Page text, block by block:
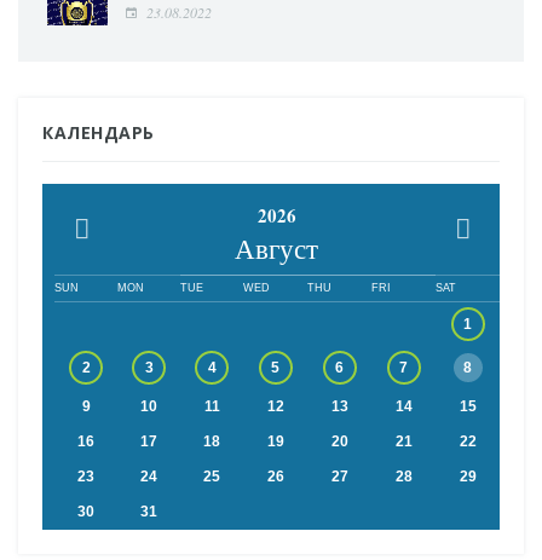
23.08.2022
КАЛЕНДАРЬ
2026
Август
SUN MON TUE WED THU FRI SAT
1
2 3 4 5 6 7 8
9 10 11 12 13 14 15
16 17 18 19 20 21 22
23 24 25 26 27 28 29
30 31